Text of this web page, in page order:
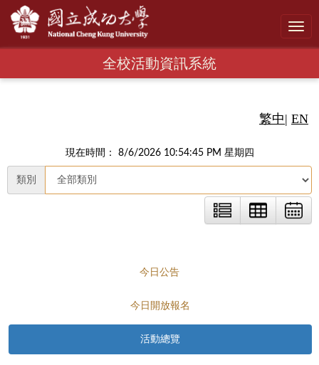
全校活動資訊系統
繁中| EN
現在時間： 8/6/2026 10:54:46 PM 星期四
類別
今日公告
今日開放報名
活動總覽